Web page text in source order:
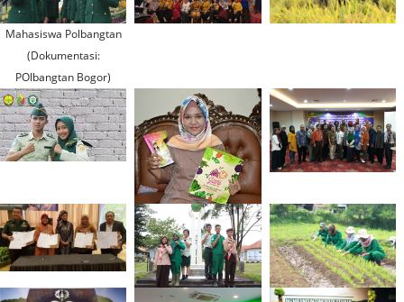
Mahasiswa Polbangtan
(Dokumentasi:
POlbangtan Bogor)